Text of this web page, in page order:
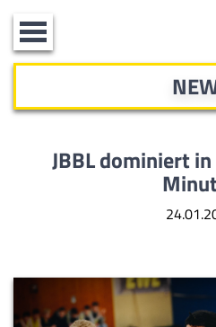
Toggle
navigation
JBBL dominiert